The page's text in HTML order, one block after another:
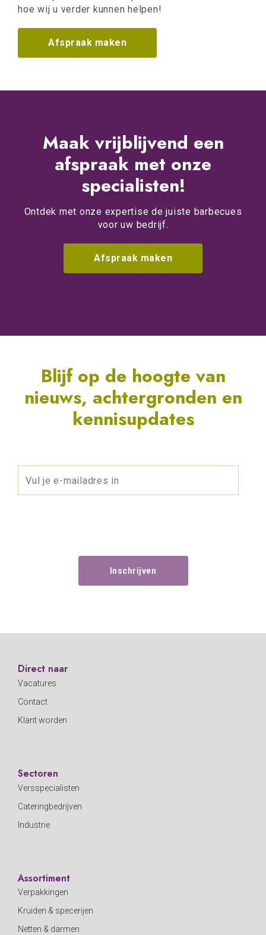
hoe wij u verder kunnen helpen!
Afspraak maken
Maak vrijblijvend een
afspraak met onze
specialisten!
Ontdek met onze expertise de juiste barbecues
voor uw bedrijf.
Afspraak maken
Blijf op de hoogte van
nieuws, achtergronden en
kennisupdates
Direct naar
Vacatures
Contact
Klant worden
Sectoren
Versspecialisten
Cateringbedrijven
Industrie
Assortiment
Verpakkingen
Kruiden & specerijen
Netten & darmen